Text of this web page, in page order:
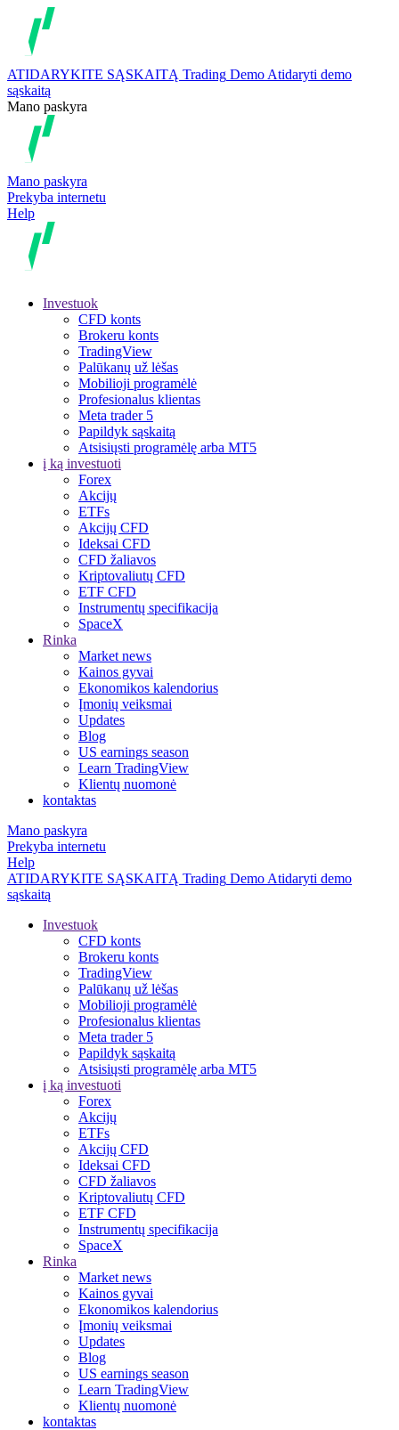
ATIDARYKITE SĄSKAITĄ Trading Demo Atidaryti demo
sąskaitą
Mano paskyra
Mano paskyra
Prekyba internetu
Help
Investuok
CFD konts
Brokeru konts
TradingView
Palūkanų už lėšas
Mobilioji programėlė
Profesionalus klientas
Meta trader 5
Papildyk sąskaitą
Atsisiųsti programėlę arba MT5
į ką investuoti
Forex
Akcijų
ETFs
Akcijų CFD
Ideksai CFD
CFD žaliavos
Kriptovaliutų CFD
ETF CFD
Instrumentų specifikacija
SpaceX
Rinka
Market news
Kainos gyvai
Ekonomikos kalendorius
Įmonių veiksmai
Updates
Blog
US earnings season
Learn TradingView
Klientų nuomonė
kontaktas
Mano paskyra
Prekyba internetu
Help
ATIDARYKITE SĄSKAITĄ Trading Demo Atidaryti demo
sąskaitą
Investuok
CFD konts
Brokeru konts
TradingView
Palūkanų už lėšas
Mobilioji programėlė
Profesionalus klientas
Meta trader 5
Papildyk sąskaitą
Atsisiųsti programėlę arba MT5
į ką investuoti
Forex
Akcijų
ETFs
Akcijų CFD
Ideksai CFD
CFD žaliavos
Kriptovaliutų CFD
ETF CFD
Instrumentų specifikacija
SpaceX
Rinka
Market news
Kainos gyvai
Ekonomikos kalendorius
Įmonių veiksmai
Updates
Blog
US earnings season
Learn TradingView
Klientų nuomonė
kontaktas